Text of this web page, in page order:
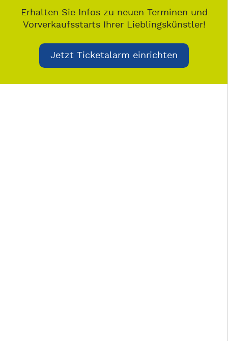
Erhalten Sie Infos zu neuen Terminen und
Vorverkaufsstarts Ihrer Lieblingskünstler!
Jetzt Ticketalarm einrichten